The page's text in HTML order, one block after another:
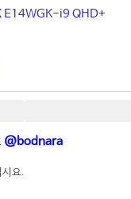
E14WGK-i9 QHD+
@bodnara
시요.